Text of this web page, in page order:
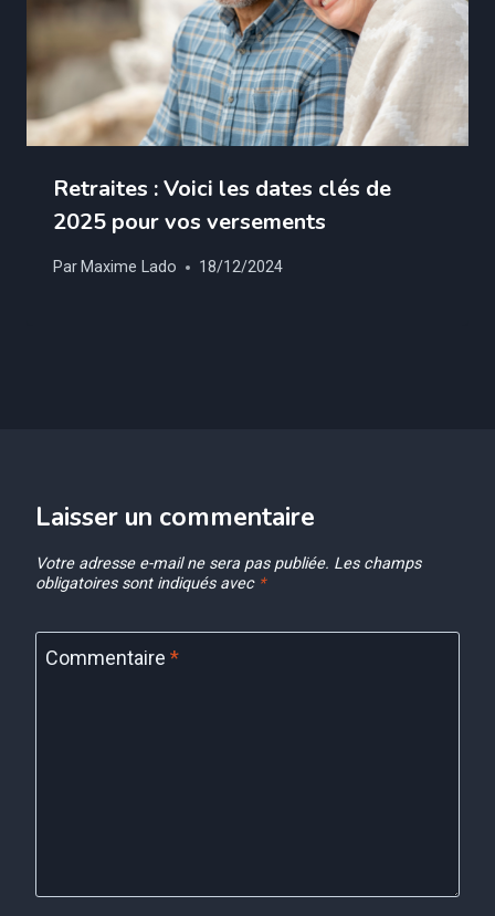
Retraites : Voici les dates clés de
2025 pour vos versements
ParMaxime Lado 18/12/2024
Laisser un commentaire
Votre adresse e-mail ne sera pas publiée. Les champs
obligatoires sont indiqués avec *
Commentaire *